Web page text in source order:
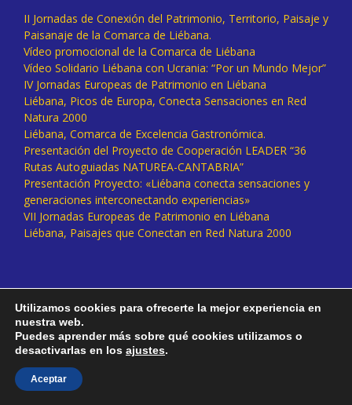
II Jornadas de Conexión del Patrimonio, Territorio, Paisaje y
Paisanaje de la Comarca de Liébana.
Vídeo promocional de la Comarca de Liébana
Vídeo Solidario Liébana con Ucrania: “Por un Mundo Mejor”
IV Jornadas Europeas de Patrimonio en Liébana
Liébana, Picos de Europa, Conecta Sensaciones en Red
Natura 2000
Liébana, Comarca de Excelencia Gastronómica.
Presentación del Proyecto de Cooperación LEADER “36
Rutas Autoguiadas NATUREA-CANTABRIA”
Presentación Proyecto: «Liébana conecta sensaciones y
generaciones interconectando experiencias»
VII Jornadas Europeas de Patrimonio en Liébana
Liébana, Paisajes que Conectan en Red Natura 2000
Utilizamos cookies para ofrecerte la mejor experiencia en
nuestra web.
Puedes aprender más sobre qué cookies utilizamos o
desactivarlas en los ajustes.
Aceptar